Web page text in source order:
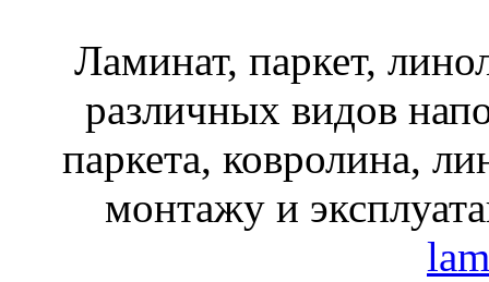
Ламинат, паркет,
различных видов
паркета, ковролина,
монтажу и